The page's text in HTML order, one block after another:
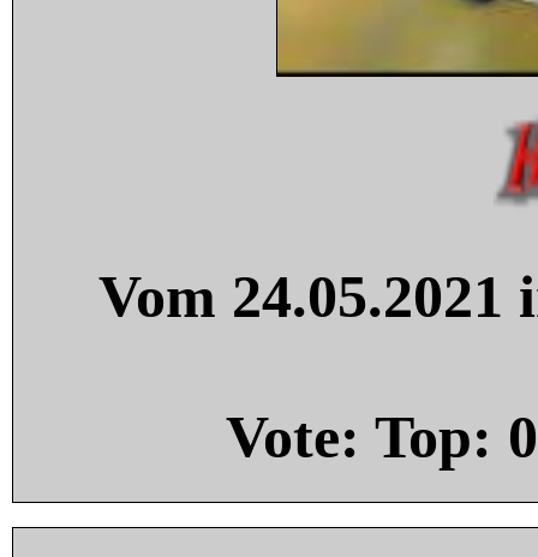
Vom
Vote: Top: 0